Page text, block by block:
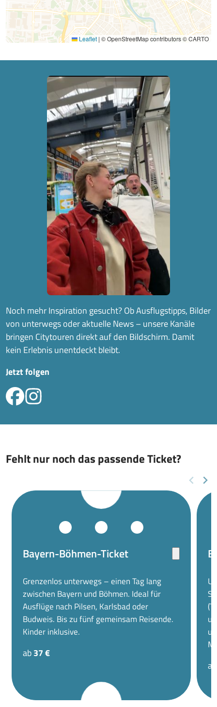
Leaflet | © OpenStreetMap contributors © CARTO
Noch mehr Inspiration gesucht? Ob Ausflugstipps, Bilder
von unterwegs oder aktuelle News – unsere Kanäle
bringen Citytouren direkt auf den Bildschirm. Damit
kein Erlebnis unentdeckt bleibt.
Jetzt folgen
Fehlt nur noch das passende Ticket?
Bayern-Böhmen-Ticket
Grenzenlos unterwegs – einen Tag lang
zwischen Bayern und Böhmen. Ideal für
Ausflüge nach Pilsen, Karlsbad oder
Budweis. Bis zu fünf gemeinsam Reisende.
Kinder inklusive.
ab37 €